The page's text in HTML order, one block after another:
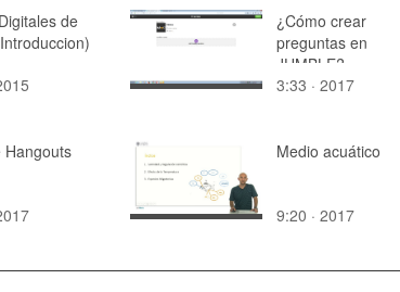
de
¿Cómo crear
preguntas en
JUMBLE?
3:33 · 2017
Hangouts Medio acuático
9:20 · 2017